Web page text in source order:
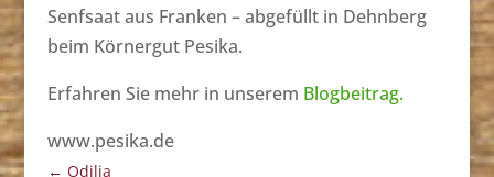
Senfsaat aus Franken – abgefüllt in Dehnberg
beim Körnergut Pesika.
Erfahren Sie mehr in unserem Blogbeitrag.
www.pesika.de
← Odilia